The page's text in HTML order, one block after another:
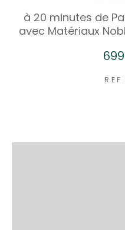
à 20 minutes de
avec Matériaux